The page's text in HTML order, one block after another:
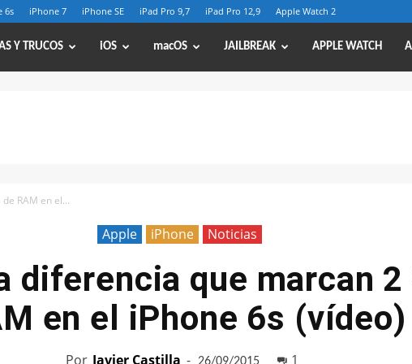
6s iPhone 7 iPhone SE iPad Pro 9,7 iPad Pro 12,9 Apple Watch 2
Y TRUCOS iOS macOS JAILBREAK APPLE WATCH
RAM en el...
Apple iPhone Noticias
diferencia que marcan 2
en el iPhone 6s (vídeo)
Por Javier Castilla - 1